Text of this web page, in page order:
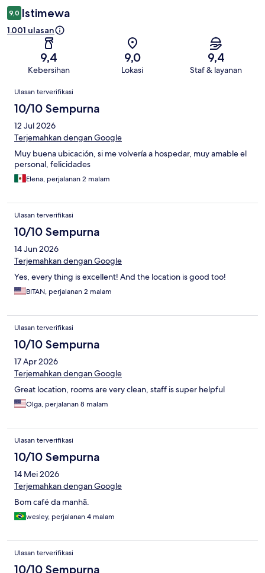
9,0 Istimewa
1.001 ulasan
9,4
Kebersihan
9,0
Lokasi
9,4
Staf & layanan
Ulasan
Ulasan terverifikasi
10/10 Sempurna
12 Jul 2026
Terjemahkan dengan Google
Muy buena ubicación, si me volvería a hospedar, muy amable el
personal, felicidades
Elena, perjalanan 2 malam
Ulasan terverifikasi
10/10 Sempurna
14 Jun 2026
Terjemahkan dengan Google
Yes, every thing is excellent! And the location is good too!
BITAN, perjalanan 2 malam
Ulasan terverifikasi
10/10 Sempurna
17 Apr 2026
Terjemahkan dengan Google
Great location, rooms are very clean, staff is super helpful
Olga, perjalanan 8 malam
Ulasan terverifikasi
10/10 Sempurna
14 Mei 2026
Terjemahkan dengan Google
Bom café da manhã.
wesley, perjalanan 4 malam
Ulasan terverifikasi
10/10 Sempurna